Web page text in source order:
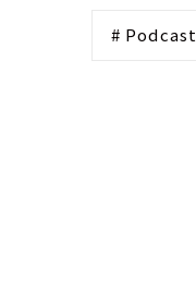
# Podcast